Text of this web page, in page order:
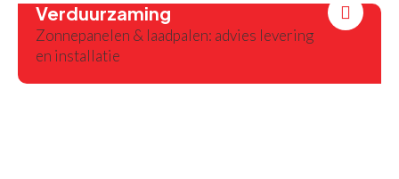
Verduurzaming
Zonnepanelen & laadpalen: advies levering
en installatie